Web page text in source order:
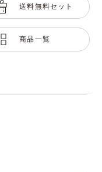
送料無料セット
商品一覧